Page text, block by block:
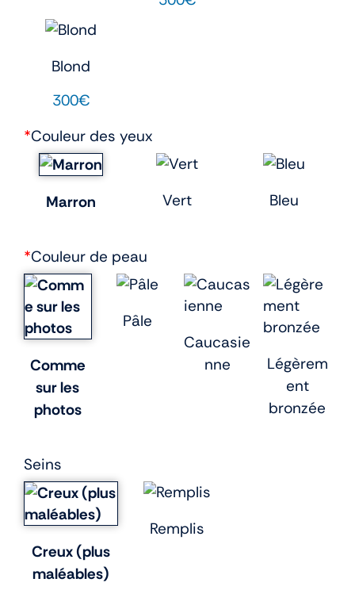
Blond
300€
*Couleur des yeux
Marron Vert Bleu
*Couleur de peau
Comme
sur les
photos
Pâle
Caucasie
nne
Légèrem
ent
bronzée
Seins
Creux (plus
maléables)
Remplis